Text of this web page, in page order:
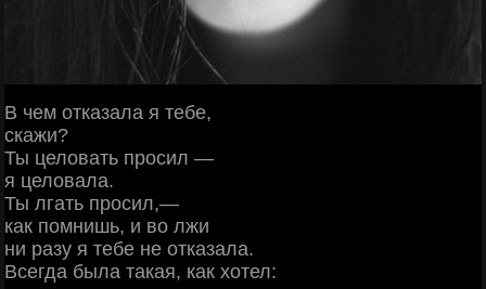
В чем отказала я тебе,
скажи?
Ты целовать просил —
я целовала.
Ты лгать просил,—
как помнишь, и во лжи
ни разу я тебе не отказала.
Всегда была такая, как хотел: